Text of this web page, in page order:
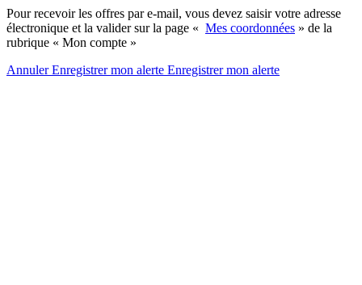
Pour recevoir les offres par e-mail, vous devez saisir votre adresse
électronique et la valider sur la page « Mes coordonnées » de la
rubrique « Mon compte »
AnnulerEnregistrer mon alerte Enregistrermon alerte